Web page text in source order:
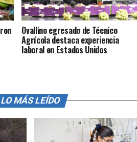
Ovallino egresado de Técnico
Agrícola destaca experiencia
laboral en Estados Unidos
LO MÁS LEÍDO